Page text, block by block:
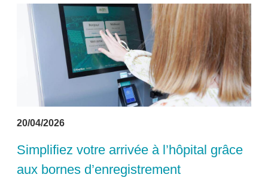
20/04/2026
Simplifiez votre arrivée à l’hôpital grâce
aux bornes d’enregistrement